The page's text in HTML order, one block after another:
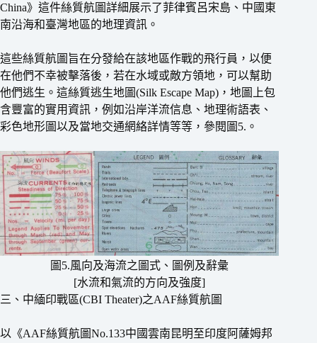
China》這件絲質航圖詳細展示了菲律賓呂宋島、中國東
南沿海和臺灣地區的地理資訊。
這些絲質航圖旨在分發給在該地區作戰的飛行員，以便
在他們不幸被擊落後，若在水域或敵方領地，可以幫助
他們逃生。這絲質逃生地圖(Silk Escape Map)，地圖上包
含豐富的實用資訊，例如沿岸洋流信息、地理術語表、
彩色地形圖以及當地交通網絡詳情等等，參閱圖5.。
圖5.風向及海流之圖式、圖例及辭彙
[水流和氣流的方向及強度]
三、中緬印戰區(CBI Theater)之AAF絲質航圖
以《AAF絲質航圖No.133中國雲南昆明至印度阿薩姆邦